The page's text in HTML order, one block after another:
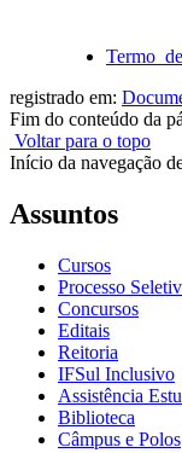
registrado em:
Fim do conteúdo da
Voltar para o topo
Início da navegação
Assuntos
Cursos
Processo
Concursos
Editais
Reitoria
IFSul Inclusivo
Assistência
Biblioteca
Câmpus e Polos